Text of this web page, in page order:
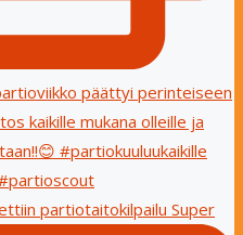
partiotaitokilpailu Super